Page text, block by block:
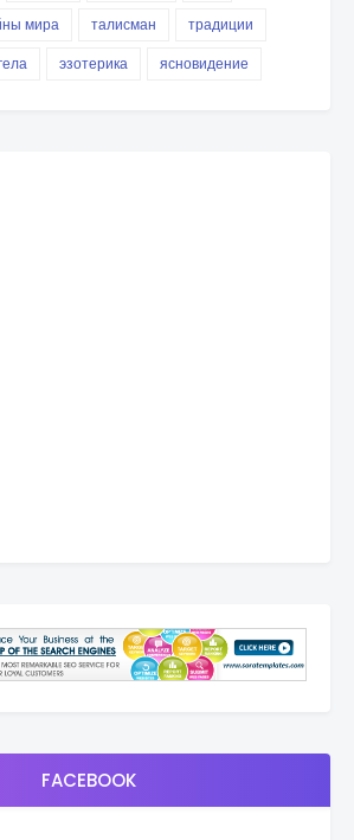
мира талисман
традиции
эзотерика ясновидение
FACEBOOK